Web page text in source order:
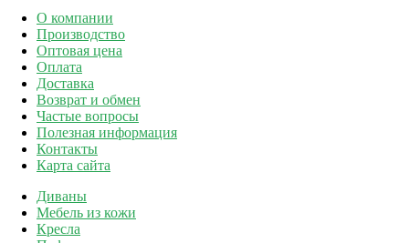
О компании
Производство
Оптовая цена
Оплата
Доставка
Возврат и обмен
Частые вопросы
Полезная информация
Контакты
Карта сайта
Диваны
Мебель из кожи
Кресла